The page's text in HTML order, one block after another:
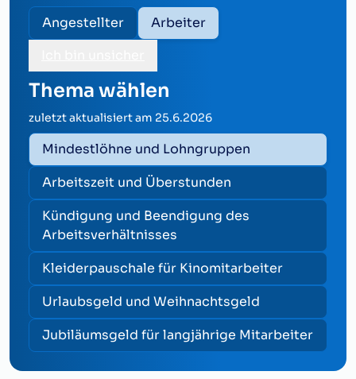
Angestellter
Arbeiter
Thema wählen
zuletzt aktualisiert am 25.6.2026
Mindestlöhne und Lohngruppen
Arbeitszeit und Überstunden
Kündigung und Beendigung des
Arbeitsverhältnisses
Kleiderpauschale für Kinomitarbeiter
Urlaubsgeld und Weihnachtsgeld
Jubiläumsgeld für langjährige Mitarbeiter